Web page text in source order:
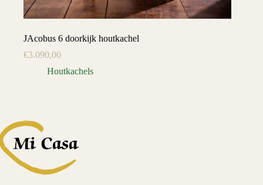
JAcobus 6 doorkijk houtkachel
€3.090,00
Houtkachels